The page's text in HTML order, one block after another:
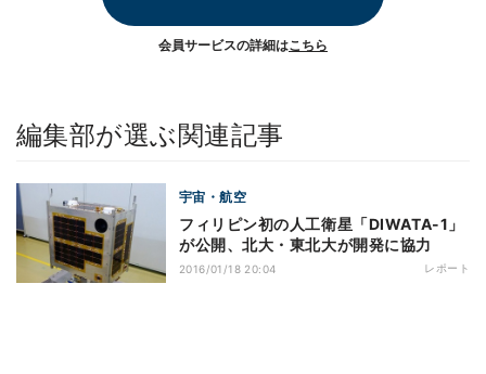
会員サービスの詳細はこちら
編集部が選ぶ関連記事
宇宙・航空
フィリピン初の人工衛星「DIWATA-1」
が公開、北大・東北大が開発に協力
2016/01/18 20:04 レポート